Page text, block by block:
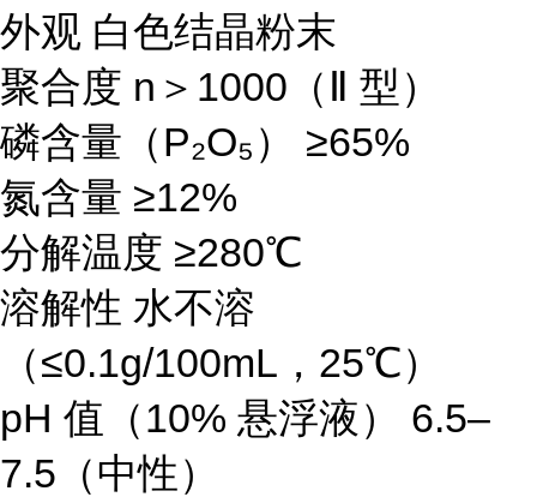
外观 白色结晶粉末
聚合度 n＞1000（Ⅱ 型）
磷含量（P₂O₅） ≥65%
氮含量 ≥12%
分解温度 ≥280℃
溶解性 水不溶
（≤0.1g/100mL，25℃）
pH 值（10% 悬浮液） 6.5–
7.5（中性）